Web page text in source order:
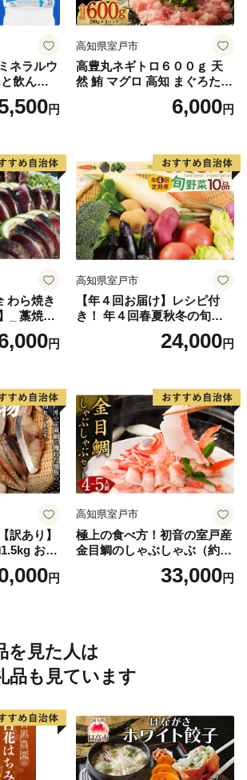
ネラルウ
飲んで
本 硬度
マリンゴ
円
高知県室戸市
高豊丸ネギトロ６００ｇ 天
然 鮪 マグロ 高知 まぐろたた
き ねぎとろ 冷凍 小分け 便利
6,000円
わら焼き
_ 藁焼き
おのたた
あり ） 円
高知県室戸市
【年４回お届け】レシピ付
き！ 年４回春夏秋冬の旬野
菜１０品お届け定期便
24,000円
訳あり】
お楽
つまみ 魚
ご家庭用
円
高知県室戸市
極上の食べ方！初音の室戸産
金目鯛のしゃぶしゃぶ（約４
33,000円
を見た人は
品も見ています